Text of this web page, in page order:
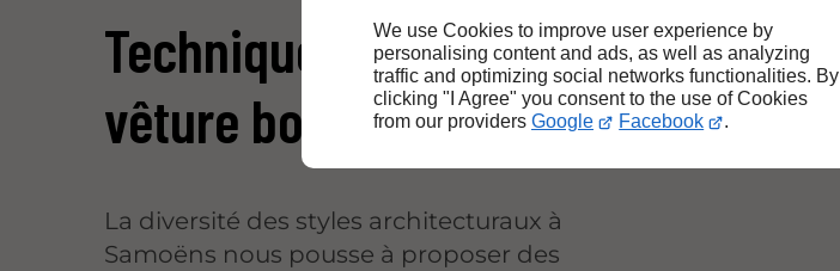
We use Cookies to improve user experience by
personalising content and ads, as well as analyzing
traffic and optimizing social networks functionalities. By
clicking "I Agree" you consent to the use of Cookies
from our providers Google Facebook .
Techniques de pose de
vêture bois à Samoëns
La diversité des styles architecturaux à
Samoëns nous pousse à proposer des